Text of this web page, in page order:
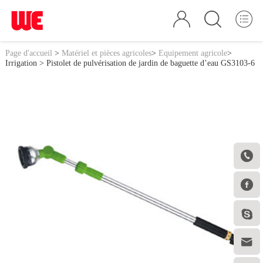




Page d'accueil > Matériel et pièces agricoles> Equipement agricole>
Irrigation > Pistolet de pulvérisation de jardin de baguette d’eau GS3103-6